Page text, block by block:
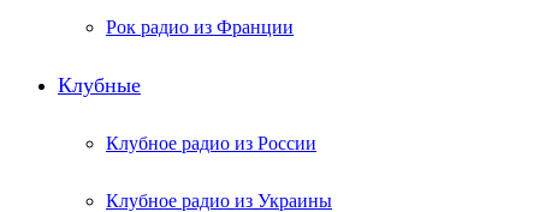
Рок радио из Франции
Клубные
Клубное радио из России
Клубное радио из Украины